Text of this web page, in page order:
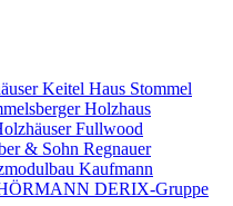
Keitel Haus Stommel
Holzhaus
Fullwood
& Sohn Regnauer
Kaufmann
DERIX-Gruppe